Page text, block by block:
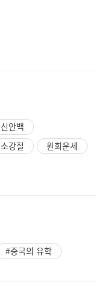
신안백
소강절
원회운세
#중국의 유학